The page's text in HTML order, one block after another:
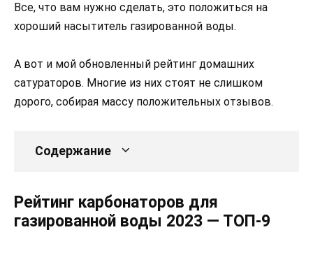
Все, что вам нужно сделать, это положиться на
хороший насытитель газированной воды.
А вот и мой обновленный рейтинг домашних
сатураторов. Многие из них стоят не слишком
дорого, собирая массу положительных отзывов.
Содержание
Рейтинг карбонаторов для
газированной воды 2023 — ТОП-9